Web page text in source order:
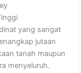
yang sangat
jutaan
tanah maupun
menyeluruh.